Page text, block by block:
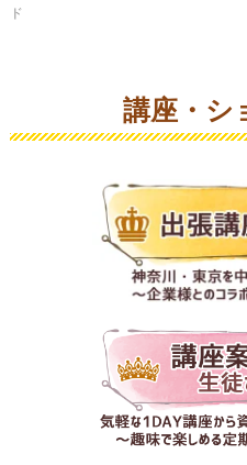
ド
講座・シ